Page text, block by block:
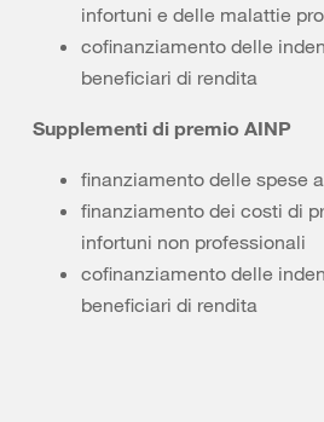
infortuni e delle malattie
cofinanziamento delle
beneficiari di rendita
Supplementi di premio AINP
finanziamento delle spese
finanziamento dei costi di
infortuni non professionali
cofinanziamento delle
beneficiari di rendita